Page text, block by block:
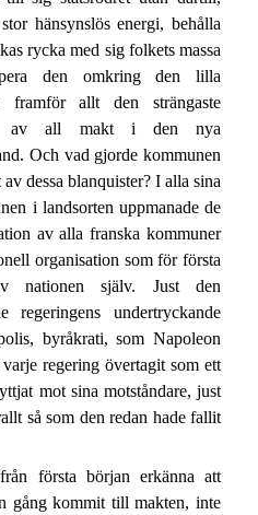
hänsynslös energi, behålla
rycka med sig folkets massa
den omkring den lilla
framför allt den strängaste
av all makt i den nya
Och vad gjorde kommunen
dessa blanquister? I alla sina
i landsorten uppmanade de
av alla franska kommuner
organisation som för första
nationen själv. Just den
regeringens undertryckande
byråkrati, som Napoleon
regering övertagit som ett
mot sina motståndare, just
så som den redan hade fallit
första början erkänna att
gång kommit till makten, inte